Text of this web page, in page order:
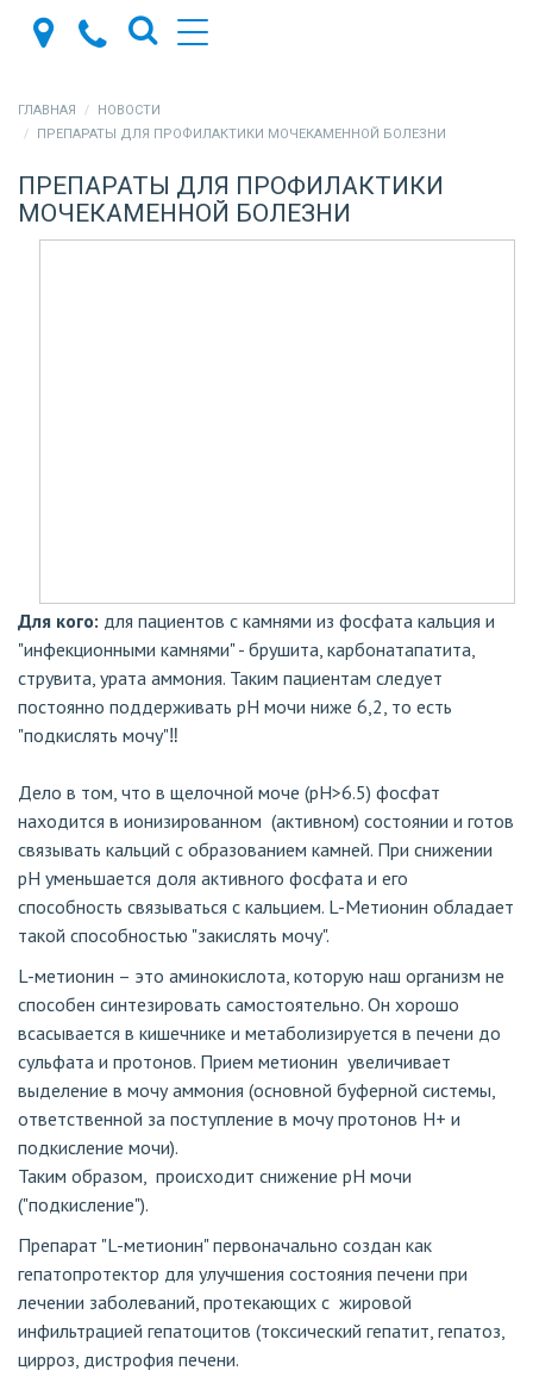
ГЛАВНАЯ
НОВОСТИ
ПРЕПАРАТЫ ДЛЯ ПРОФИЛАКТИКИ МОЧЕКАМЕННОЙ БОЛЕЗНИ
ПРЕПАРАТЫ ДЛЯ ПРОФИЛАКТИКИ
МОЧЕКАМЕННОЙ БОЛЕЗНИ
Для кого: для пациентов с камнями из фосфата кальция и
"инфекционными камнями" - брушита, карбонатапатита,
струвита, урата аммония. Таким пациентам следует
постоянно поддерживать pH мочи ниже 6,2, то есть
"подкислять мочу"‼️
Дело в том, что в щелочной моче (pH>6.5) фосфат
находится в ионизированном (активном) состоянии и готов
связывать кальций с образованием камней. При снижении
pH уменьшается доля активного фосфата и его
способность связываться с кальцием. L-Метионин обладает
такой способностью "закислять мочу".
L-метионин – это аминокислота, которую наш организм не
способен синтезировать самостоятельно. Он хорошо
всасывается в кишечнике и метаболизируется в печени до
сульфата и протонов. Прием метионин увеличивает
выделение в мочу аммония (основной буферной системы,
ответственной за поступление в мочу протонов H+ и
подкисление мочи).
Таким образом, происходит снижение pH мочи
("подкисление").
Препарат "L-метионин" первоначально создан как
гепатопротектор для улучшения состояния печени при
лечении заболеваний, протекающих с жировой
инфильтрацией гепатоцитов (токсический гепатит, гепатоз,
цирроз, дистрофия печени.